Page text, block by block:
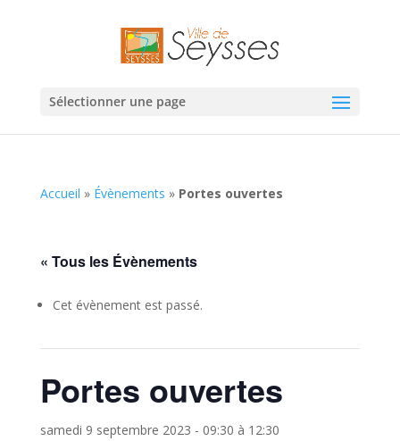
Sélectionner une page
Accueil » Évènements » Portes ouvertes
« Tous les Évènements
Cet évènement est passé.
Portes ouvertes
samedi 9 septembre 2023 - 09:30 à 12:30